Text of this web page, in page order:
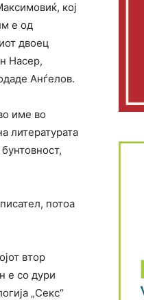
кој
е од
двоец
Насер,
Анѓелов.
име во
литературата
потоа
втор
е со дури
„Секс“